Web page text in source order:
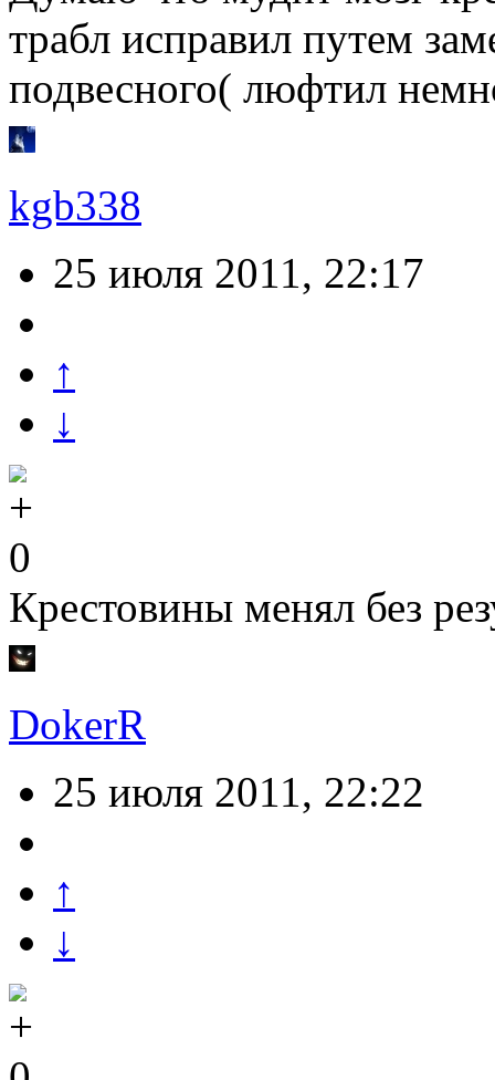
трабл исправил путем
подвесного( люфтил
kgb338
25 июля 2011, 22:17
↑
↓
0
Крестовины менял без
DokerR
25 июля 2011, 22:22
↑
↓